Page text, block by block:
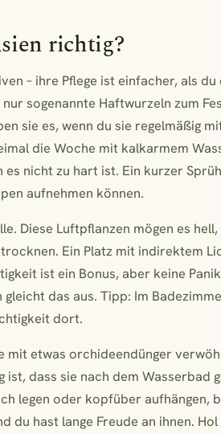
richtig?
– ihre Pflege ist einfacher, als
sogenannte Haftwurzeln zum
sie es, wenn du sie regelmäßig
die Woche mit kalkarmem
es nicht zu hart ist. Ein kurzer
aufnehmen können.
Diese Luftpflanzen mögen es
Ein Platz mit indirektem
ist ein Bonus, aber keine
das aus. Tipp: Im
dort.
mit etwas orchideendünger
dass sie nach dem Wasserbad
legen oder kopfüber aufhängen,
du hast lange Freude an ihnen.